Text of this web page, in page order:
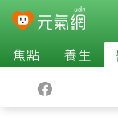
焦點 養生